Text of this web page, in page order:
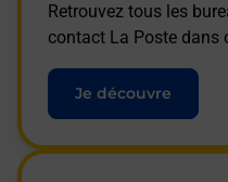
Retrouvez tous les
contact La Poste dans
Je découvre